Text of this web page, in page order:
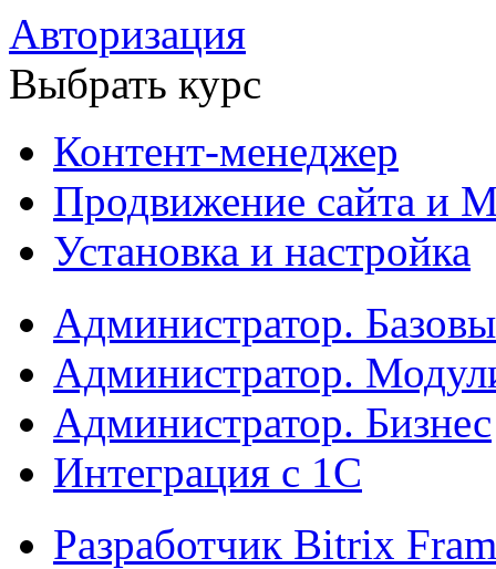
Авторизация
Выбрать курс
Контент-менеджер
Продвижение сайта и
Установка и настройка
Администратор.
Администратор.
Администратор. Бизнес
Интеграция с 1С
Разработчик Bitrix